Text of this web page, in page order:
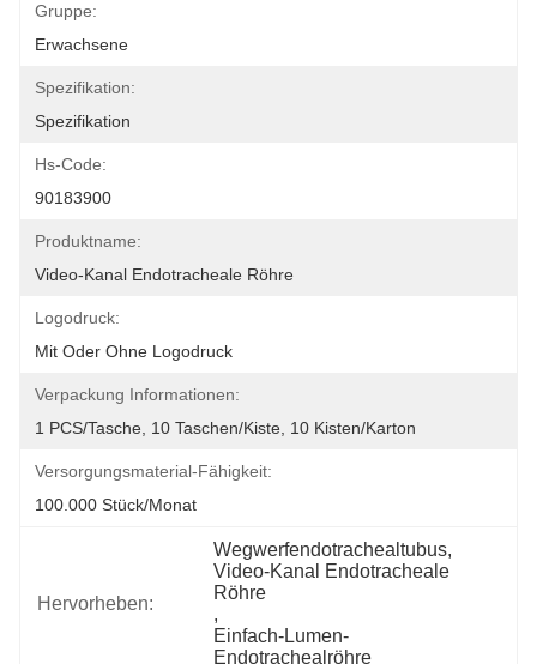
Gruppe:
Erwachsene
Spezifikation:
Spezifikation
Hs-Code:
90183900
Produktname:
Video-Kanal Endotracheale Röhre
Logodruck:
Mit Oder Ohne Logodruck
Verpackung Informationen:
1 PCS/Tasche, 10 Taschen/Kiste, 10 Kisten/Karton
Versorgungsmaterial-Fähigkeit:
100.000 Stück/Monat
Hervorheben:
Wegwerfendotrachealtubus,
Video-Kanal Endotracheale
Röhre
,
Einfach-Lumen-
Endotrachealröhre